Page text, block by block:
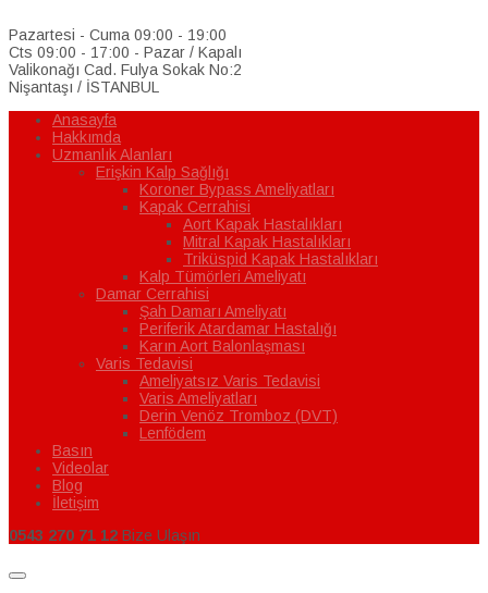
Pazartesi - Cuma 09:00 - 19:00
Cts 09:00 - 17:00 - Pazar / Kapalı
Valikonağı Cad. Fulya Sokak No:2
Nişantaşı / İSTANBUL
Anasayfa
Hakkımda
Uzmanlık Alanları
Erişkin Kalp Sağlığı
Koroner Bypass Ameliyatları
Kapak Cerrahisi
Aort Kapak Hastalıkları
Mitral Kapak Hastalıkları
Triküspid Kapak Hastalıkları
Kalp Tümörleri Ameliyatı
Damar Cerrahisi
Şah Damarı Ameliyatı
Periferik Atardamar Hastalığı
Karın Aort Balonlaşması
Varis Tedavisi
Ameliyatsız Varis Tedavisi
Varis Ameliyatları
Derin Venöz Tromboz (DVT)
Lenfödem
Basın
Videolar
Blog
İletişim
0543 270 71 12 Bize Ulaşın